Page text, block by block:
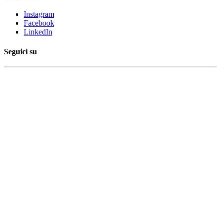
Instagram
Facebook
LinkedIn
Seguici su